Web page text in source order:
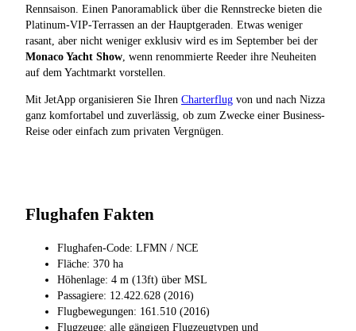
Rennsaison. Einen Panoramablick über die Rennstrecke bieten die
Platinum-VIP-Terrassen an der Hauptgeraden. Etwas weniger
rasant, aber nicht weniger exklusiv wird es im September bei der
Monaco Yacht Show , wenn renommierte Reeder ihre Neuheiten
auf dem Yachtmarkt vorstellen.
Mit JetApp organisieren Sie Ihren Charterflug von und nach Nizza
ganz komfortabel und zuverlässig, ob zum Zwecke einer Business-
Reise oder einfach zum privaten Vergnügen.
Flughafen Fakten
Flughafen-Code: LFMN / NCE
Fläche: 370 ha
Höhenlage: 4 m (13ft) über MSL
Passagiere: 12.422.628 (2016)
Flugbewegungen: 161.510 (2016)
Flugzeuge: alle gängigen Flugzeugtypen und